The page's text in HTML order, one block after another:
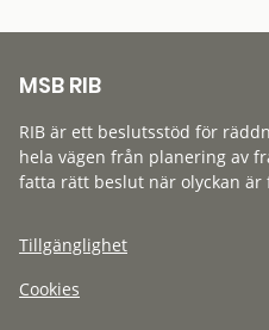
MSB RIB
RIB är ett beslutsstöd för
hela vägen från planering av
fatta rätt beslut när olyckan är
Tillgänglighet
Cookies